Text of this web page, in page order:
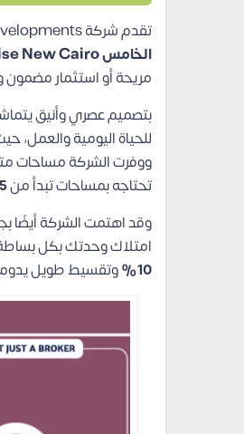
تقدم شركة Eons Developments فرصة استثمارية رائعة في القاهرة الجديدة وهي
الخامس Compound Life Wise New Cairo
مريحة أو استثمار
للحياة اليومية والعمل،
ووفرت الشركة مساحات
تحتاجه بمساحات تبدأ من
وقد اهتمت الشركة أيضًا
امتلاك وحدتك بكل
10%
وتقسيط طويل يدوم